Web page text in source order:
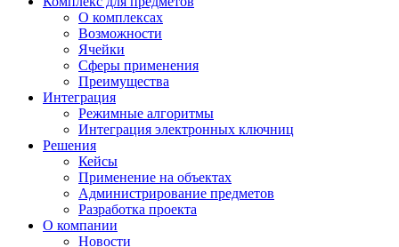
О комплексах
Возможности
Ячейки
Сферы применения
Преимущества
Интеграция
Режимные алгоритмы
Интеграция электронных ключниц
Решения
Кейсы
Применение на объектах
Администрирование предметов
Разработка проекта
О компании
Новости